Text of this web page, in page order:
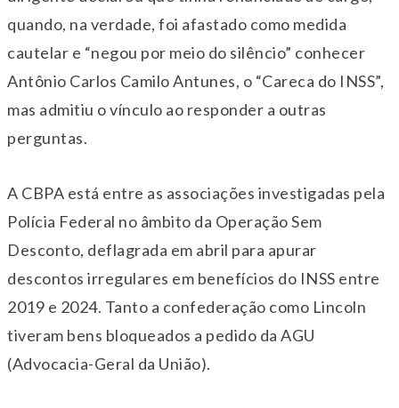
quando, na verdade, foi afastado como medida
cautelar e “negou por meio do silêncio” conhecer
Antônio Carlos Camilo Antunes, o “Careca do INSS”,
mas admitiu o vínculo ao responder a outras
perguntas.
A CBPA está entre as associações investigadas pela
Polícia Federal no âmbito da Operação Sem
Desconto, deflagrada em abril para apurar
descontos irregulares em benefícios do INSS entre
2019 e 2024. Tanto a confederação como Lincoln
tiveram bens bloqueados a pedido da AGU
(Advocacia-Geral da União).